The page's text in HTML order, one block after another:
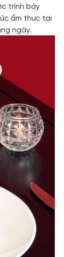
trình bày
ẩm thực tại
ngày.